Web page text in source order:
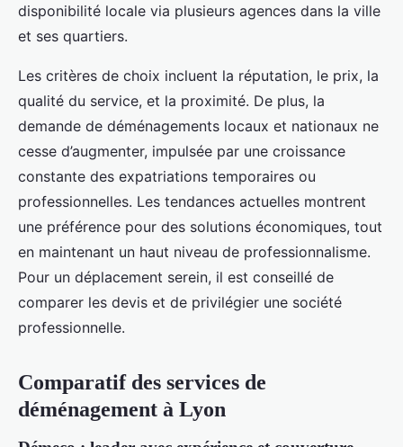
disponibilité locale via plusieurs agences dans la ville
et ses quartiers.
Les critères de choix incluent la réputation, le prix, la
qualité du service, et la proximité. De plus, la
demande de déménagements locaux et nationaux ne
cesse d’augmenter, impulsée par une croissance
constante des expatriations temporaires ou
professionnelles. Les tendances actuelles montrent
une préférence pour des solutions économiques, tout
en maintenant un haut niveau de professionnalisme.
Pour un déplacement serein, il est conseillé de
comparer les devis et de privilégier une société
professionnelle.
Comparatif des services de
déménagement à Lyon